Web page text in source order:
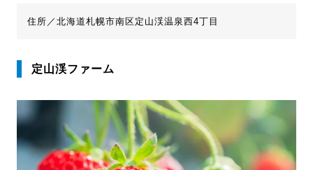
住所／北海道札幌市南区定山渓温泉西4丁目
定山渓ファーム